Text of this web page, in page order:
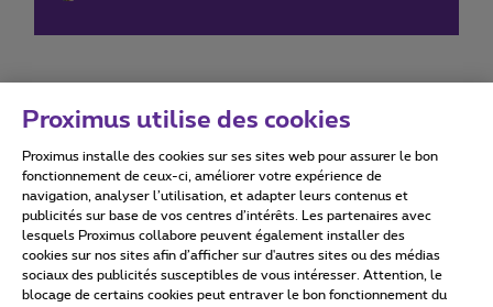
Conditions d'utilisation Accessibility statement
Tous droits réservés. © 2026
Proximus utilise des cookies
Proximus installe des cookies sur ses sites web pour assurer le bon
fonctionnement de ceux-ci, améliorer votre expérience de
navigation, analyser l’utilisation, et adapter leurs contenus et
publicités sur base de vos centres d’intérêts. Les partenaires avec
lesquels Proximus collabore peuvent également installer des
cookies sur nos sites afin d’afficher sur d'autres sites ou des médias
sociaux des publicités susceptibles de vous intéresser. Attention, le
blocage de certains cookies peut entraver le bon fonctionnement du